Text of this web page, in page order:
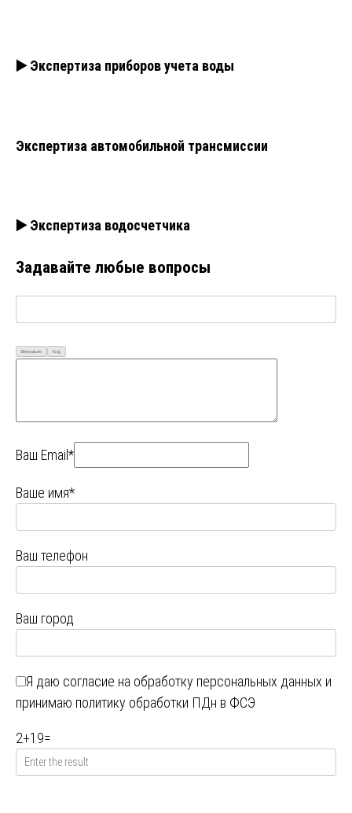
▶️ Экспертиза приборов учета воды
Экспертиза автомобильной трансмиссии
▶️ Экспертиза водосчетчика
Задавайте любые вопросы
Визуально Код
Ваш Email*
Ваше имя*
Ваш телефон
Ваш город
Я даю согласие на обработку персональных данных и
принимаю политику обработки ПДн в ФСЭ
2+19=